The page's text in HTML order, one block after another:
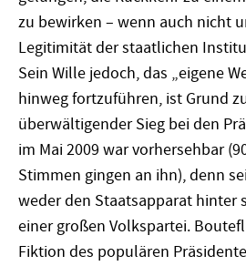
zu bewirken – wenn auch nicht
Legitimität der staatlichen
Sein Wille jedoch, das „eigene
hinweg fortzuführen, ist Grund
überwältigender Sieg bei den
im Mai 2009 war vorhersehbar
Stimmen gingen an ihn), denn
weder den Staatsapparat hinter
einer großen Volkspartei.
Fiktion des populären